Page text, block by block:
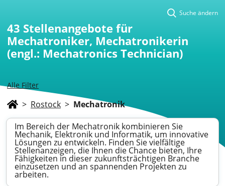
Alle Filter
Suche ändern
43 Stellenangebote für
Mechatroniker, Mechatronikerin
(engl.: Mechatronics Technician)
> Rostock > Mechatronik
Im Bereich der Mechatronik kombinieren Sie
Mechanik, Elektronik und Informatik, um innovative
Lösungen zu entwickeln. Finden Sie vielfältige
Stellenanzeigen, die Ihnen die Chance bieten, Ihre
Fähigkeiten in dieser zukunftsträchtigen Branche
einzusetzen und an spannenden Projekten zu
arbeiten.